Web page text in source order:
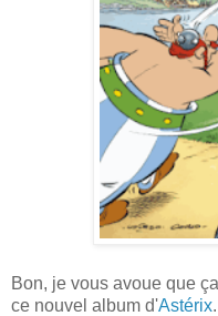
Bon, je vous avoue que
ce nouvel album d'Astérix